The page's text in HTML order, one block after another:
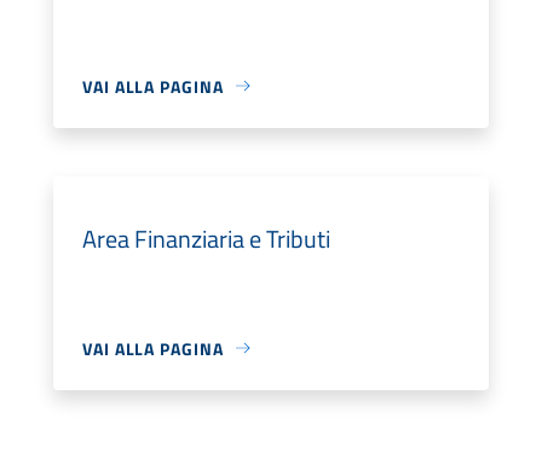
VAI ALLA PAGINA
Area Finanziaria e Tributi
VAI ALLA PAGINA